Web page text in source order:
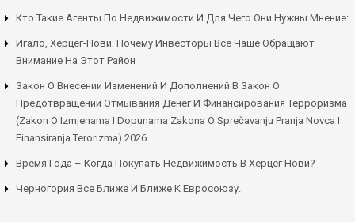
Кто Такие Агенты По Недвижимости И Для Чего Они Нужны Мнение:
Игало, Херцег-Нови: Почему Инвесторы Всё Чаще Обращают
Внимание На Этот Район
Закон О Внесении Изменений И Дополнений В Закон О
Предотвращении Отмывания Денег И Финансирования Терроризма
(Zakon O Izmjenama I Dopunama Zakona O Sprečavanju Pranja Novca I
Finansiranja Terorizma) 2026
Время Года – Когда Покупать Недвижимость В Херцег Нови?
Черногория Все Ближе И Ближе К Евросоюзу.